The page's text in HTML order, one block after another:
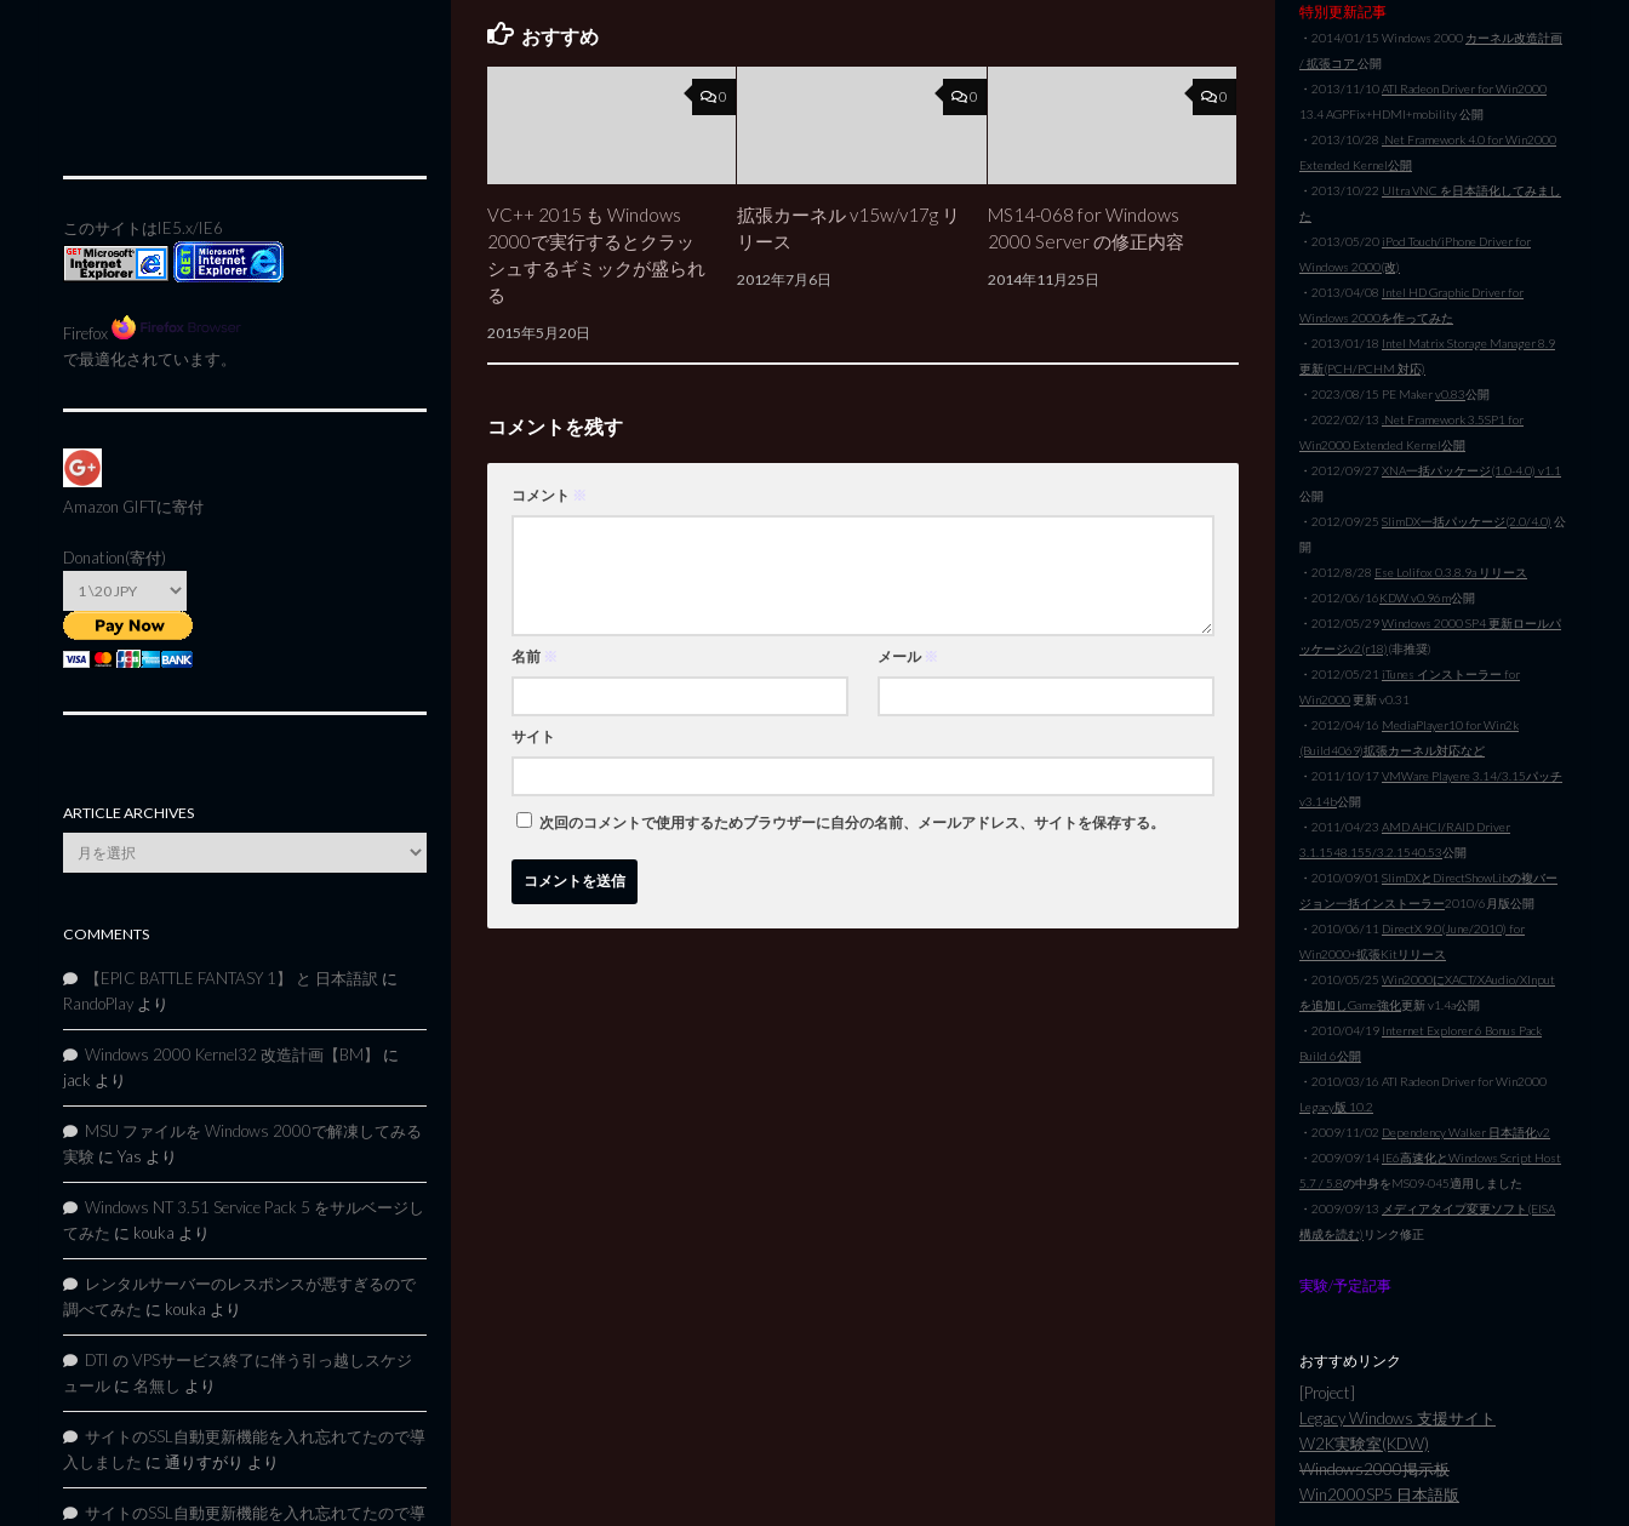
おすすめ
0
VC++ 2015 も Windows
2000で実行するとクラッ
シュするギミックが盛られ
る
2015年5月20日
0
拡張カーネル v15w/v17g リ
リース
2012年7月6日
0
MS14-068 for Windows
2000 Server の修正内容
2014年11月25日
コメントを残す
コメント ※
名前 ※ メール ※
サイト
次回のコメントで使用するためブラウザーに自分の名前、メールアドレス、サイトを保存する。
このサイトはIE5.x/IE6
Firefox
で最適化されています。
Amazon GIFTに寄付
Donation(寄付)
ARTICLE ARCHIVES
Article
Archives
COMMENTS
【EPIC BATTLE FANTASY 1】 と 日本語訳 に
RandoPlay より
Windows 2000 Kernel32 改造計画【BM】
に
jack より
MSU ファイルを Windows 2000で解凍してみる
実験 に Yas より
Windows NT 3.51 Service Pack 5 をサルベージし
てみた に kouka より
レンタルサーバーのレスポンスが悪すぎるので
調べてみた に kouka より
DTI の VPSサービス終了に伴う引っ越しスケジ
ュール に 名無し より
サイトのSSL自動更新機能を入れ忘れてたので導
入しました に 通りすがり より
サイトのSSL自動更新機能を入れ忘れてたので導
特別更新記事
・2014/01/15 Windows 2000 カーネル改造計画
/ 拡張コア 公開
・2013/11/10ATI Radeon Driver for Win2000
13.4 AGPFix+HDMI+mobility 公開
・2013/10/28 .Net Framework 4.0 for Win2000
Extended Kernel公開
・2013/10/22 Ultra VNC を日本語化してみまし
た
・2013/05/20 iPod Touch/iPhone Driver for
Windows 2000(改)
・2013/04/08 Intel HD Graphic Driver for
Windows 2000を作ってみた
・2013/01/18 Intel Matrix Storage Manager 8.9
更新(PCH/PCHM 対応)
・2023/08/15 PE Makerv0.83公開
・2022/02/13 .Net Framework 3.5SP1 for
Win2000 Extended Kernel公開
・2012/09/27XNA一括パッケージ(1.0-4.0) v1.1
公開
・2012/09/25 SlimDX一括パッケージ(2.0/4.0) 公
開
・2012/8/28 Ese Lolifox 0.3.8.9a リリース
・2012/06/16KDW v0.96m公開
・2012/05/29Windows 2000 SP4 更新ロールパ
ッケージv2(r18)(非推奨)
・2012/05/21 iTunes インストーラー for
Win2000更新 v0.31
・2012/04/16 MediaPlayer10 for Win2k
(Build4069)拡張カーネル対応など
・2011/10/17VMWare Playere 3.14/3.15パッチ
v3.14b公開
・2011/04/23 AMD AHCI/RAID Driver
3.1.1548.155/3.2.1540.53公開
・2010/09/01 SlimDXとDirectShowLibの複バー
ジョン一括インストーラー2010/6月版公開
・2010/06/11 DirectX 9.0(June/2010) for
Win2000+拡張Kitリリース
・2010/05/25 Win2000にXACT/XAudio/XInput
を追加しGame強化更新 v1.4a公開
・2010/04/19 Internet Explorer 6 Bonus Pack
Build 6公開
・2010/03/16 ATI Radeon Driver for Win2000
Legacy版 10.2
・2009/11/02 Dependency Walker 日本語化v2
・2009/09/14 IE6高速化とWindows Script Host
5.7 / 5.8の中身をMS09-045適用しました
・2009/09/13 メディアタイプ変更ソフト(EISA
構成を読む) リンク修正
実験/予定記事
おすすめリンク
[Project]
Legacy Windows 支援サイト
W2K実験室(KDW)
Windows2000掲示板
Win2000SP5 日本語版